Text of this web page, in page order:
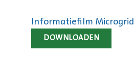
DOWNLOADEN
Informatiefilm Microgrid